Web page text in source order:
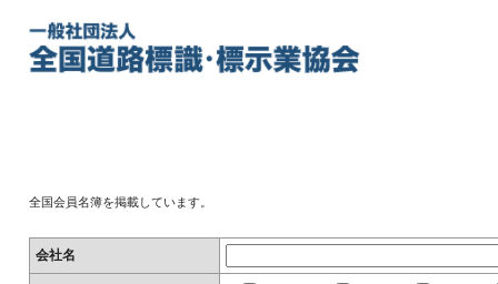
全国会員名簿を掲載しています。
会社名